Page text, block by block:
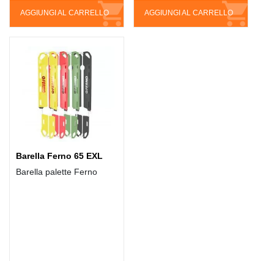
AGGIUNGI AL CARRELLO AGGIUNGI AL CARRELLO
Barella Ferno 65 EXL
Barella palette Ferno